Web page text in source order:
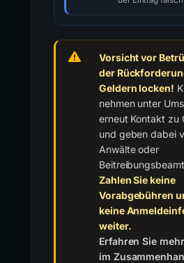
Vorsicht vor
der
Geldern locken!
nehmen unter
erneut Kontakt zu
und geben dabei
Anwälte oder
Zahlen Sie keine
Vorabgebühren
keine
weiter.
Erfahren Sie
im